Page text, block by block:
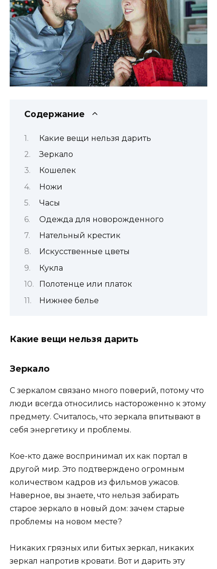
Содержание
Какие вещи нельзя дарить
Зеркало
Кошелек
Ножи
Часы
Одежда для новорожденного
Нательный крестик
Искусственные цветы
Кукла
Полотенце или платок
Нижнее белье
Какие вещи нельзя дарить
Зеркало
С зеркалом связано много поверий, потому что
люди всегда относились настороженно к этому
предмету. Считалось, что зеркала впитывают в
себя энергетику и проблемы.
Кое-кто даже воспринимал их как портал в
другой мир. Это подтверждено огромным
количеством кадров из фильмов ужасов.
Наверное, вы знаете, что нельзя забирать
старое зеркало в новый дом: зачем старые
проблемы на новом месте?
Никаких грязных или битых зеркал, никаких
зеркал напротив кровати. Вот и дарить эту